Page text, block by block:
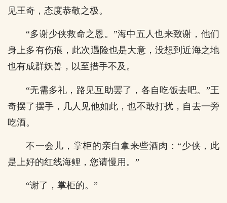
见王奇，态度恭敬之极。
“多谢少侠救命之恩。”海中五人也来致谢，他们
身上多有伤痕，此次遇险也是大意，没想到近海之地
也有成群妖兽，以至措手不及。
“无需多礼，路见互助罢了，各自吃饭去吧。”王
奇摆了摆手，几人见他如此，也不敢打扰，自去一旁
吃酒。
不一会儿，掌柜的亲自拿来些酒肉：“少侠，此
是上好的红线海鲤，您请慢用。”
“谢了，掌柜的。”